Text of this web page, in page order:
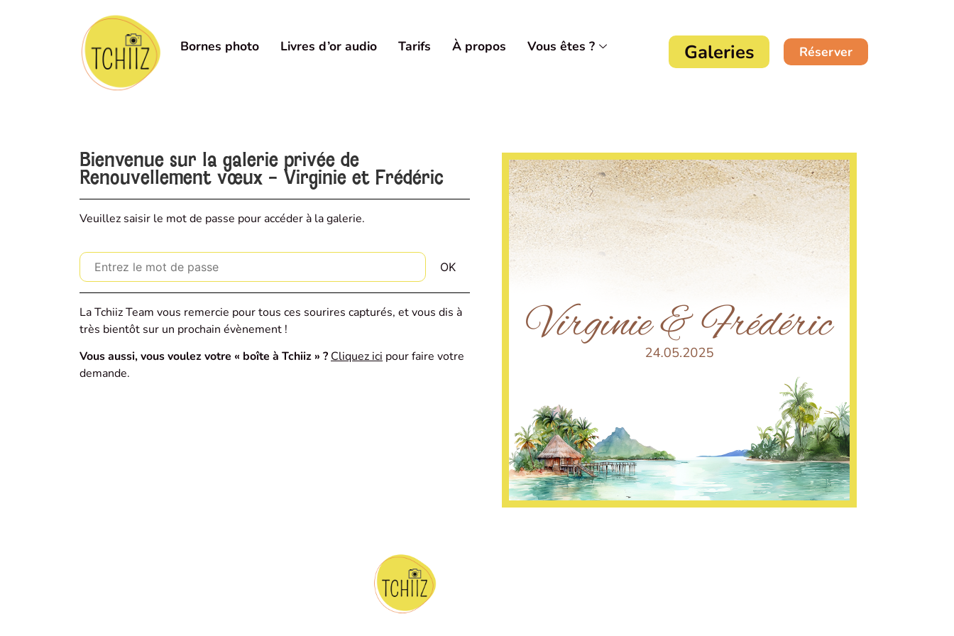
Bornes photo Livres d’or audio Tarifs À propos Vous êtes ? Galeries Réserver
Bienvenue sur la galerie privée de
Renouvellement vœux - Virginie et Frédéric
Veuillez saisir le mot de passe pour accéder à la galerie.
La Tchiiz Team vous remercie pour tous ces sourires capturés, et vous dis à
très bientôt sur un prochain évènement !
Vous aussi, vous voulez votre « boîte à Tchiiz » ? Cliquez ici pour faire votre
demande.